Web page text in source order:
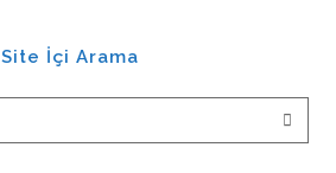
Site İçi Arama